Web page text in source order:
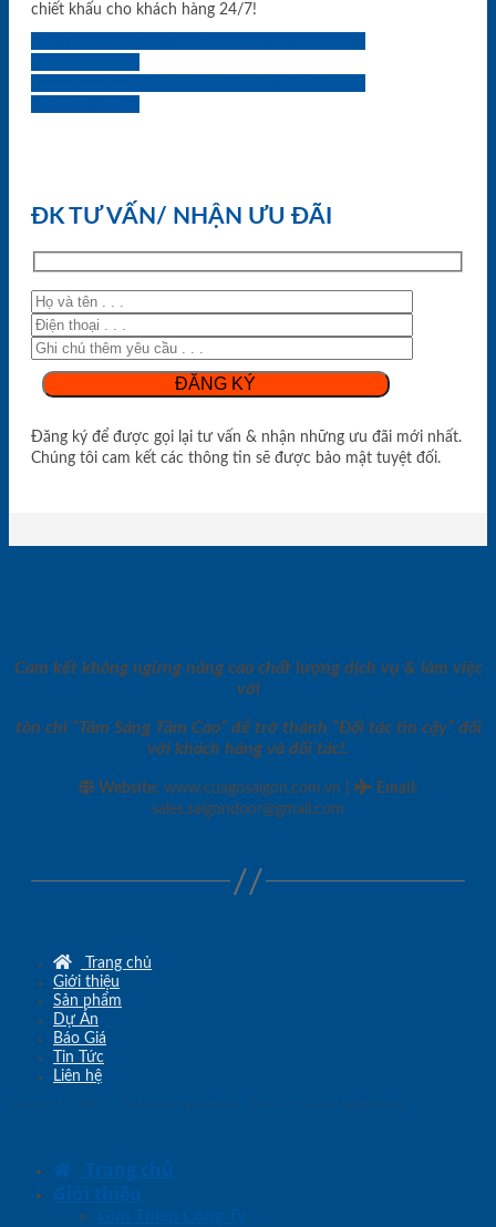
chiết khấu cho khách hàng 24/7!
ĐK TƯ VẤN/ NHẬN ƯU ĐÃI
Đăng ký để được gọi lại tư vấn & nhận những ưu đãi mới nhất.
Chúng tôi cam kết các thông tin sẽ được bảo mật tuyệt đối.
Cam kết không ngừng nâng cao chất lượng dịch vụ & làm việc
với
tôn chỉ “Tâm Sáng Tầm Cao” để trở thành “Đối tác tin cậy” đối
với khách hàng và đối tác!.
Website: www.cuagosaigon.com.vn Email :
sales.saigondoor@gmail.com
Trang chủ
Giới thiệu
Sản phẩm
Dự Án
Báo Giá
Tin Tức
Liên hệ
Trang chủ
Giới thiệu
Giới Thiệu Công Ty